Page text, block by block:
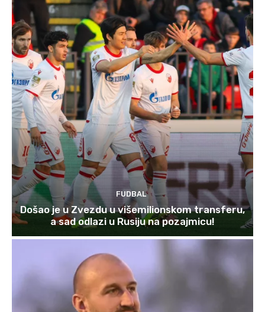
FUDBAL
Došao je u Zvezdu u višemilionskom transferu,
a sad odlazi u Rusiju na pozajmicu!